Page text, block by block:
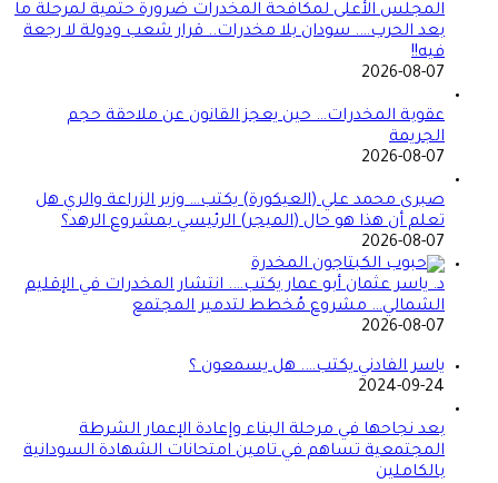
المجلس الأعلى لمكافحة المخدرات ضرورة حتمية لمرحلة ما
بعد الحرب…. سودان بلا مخدرات.. قرار شعب ودولة لا رجعة
فيه!!
2026-08-07
عقوبة المخدرات… حين يعجز القانون عن ملاحقة حجم
الجريمة
2026-08-07
صبرى محمد علي (العيكورة) يكتب… وزير الزراعة والري هل
تعلم أن هذا هو حال (الميجر) الرئيسي بمشروع الرهد؟
2026-08-07
د. ياسر عثمان أبو عمار يكتب…. انتشار المخدرات في الإقليم
الشمالي… مشروع مُخطط لتدمير المجتمع
2026-08-07
ياسر الفادني يكتب…. هل يسمعون ؟
2024-09-24
بعد نجاحها في مرحلة البناء وإعادة الإعمار الشرطة
المجتمعية تساهم في تامين امتحانات الشهادة السودانية
بالكاملين